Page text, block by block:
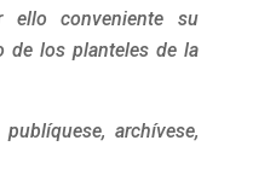
ello conveniente su
de los planteles de la
publíquese, archívese,